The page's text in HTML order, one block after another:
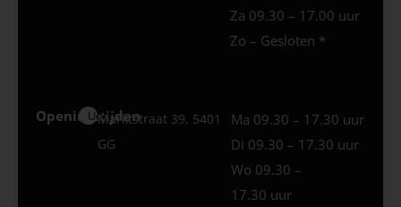
Za 09.30 – 17.00 uur
Zo – Gesloten *
Openingstijden
Uden
Marktstraat 39, 5401
GG
Ma 09.30 – 17.30 uur
Di 09.30 – 17.30 uur
Wo 09.30 –
17.30 uur